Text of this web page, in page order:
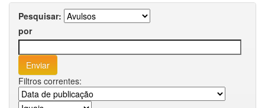
Pesquisar:
por
Filtros correntes: